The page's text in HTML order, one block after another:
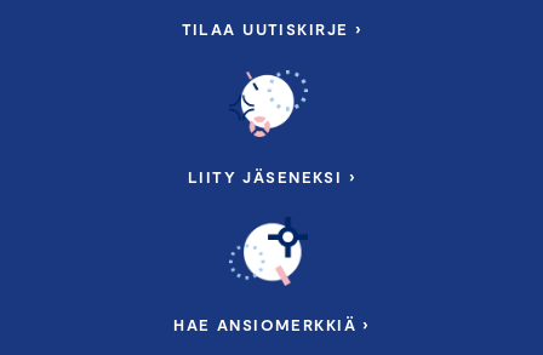
TILAA UUTISKIRJE ›
LIITY JÄSENEKSI ›
HAE ANSIOMERKKIÄ ›